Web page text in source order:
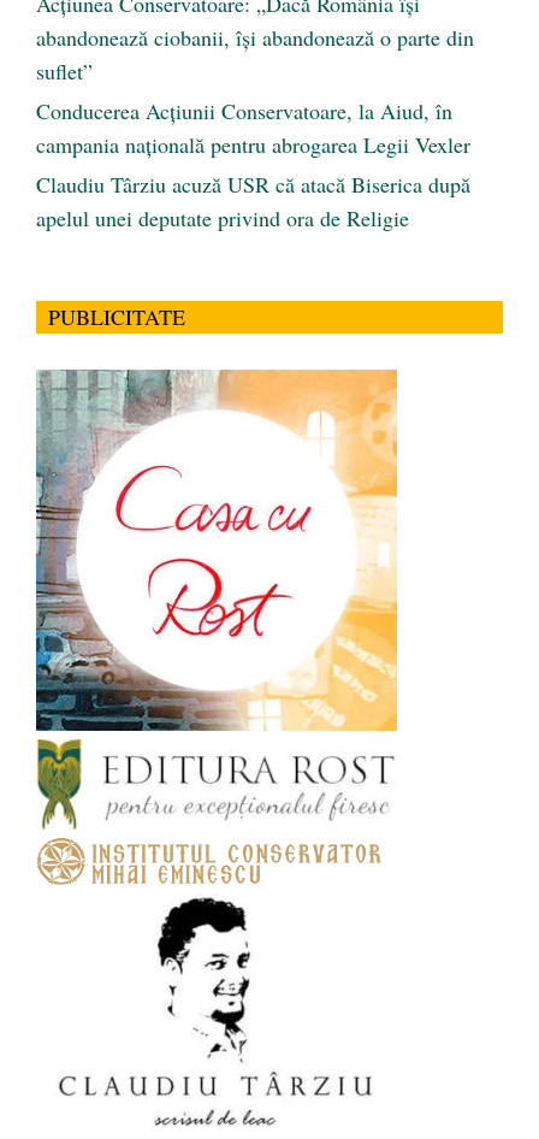
abandonează ciobanii, își abandonează o parte din
suflet”
Conducerea Acțiunii Conservatoare, la Aiud, în
campania națională pentru abrogarea Legii Vexler
Claudiu Târziu acuză USR că atacă Biserica după
apelul unei deputate privind ora de Religie
PUBLICITATE